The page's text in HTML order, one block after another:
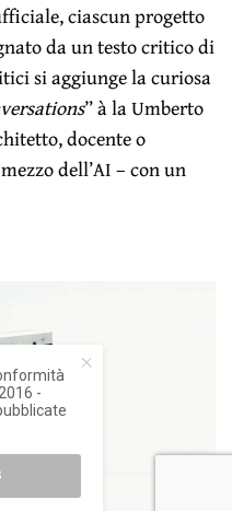
ciascun progetto
da un testo critico di
si aggiunge la curiosa
” à la Umberto
docente o
dell’AI – con un
-